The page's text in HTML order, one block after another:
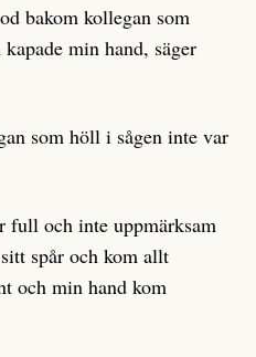
bakom kollegan som
min hand, säger
som höll i sågen inte var
full och inte uppmärksam
spår och kom allt
och min hand kom